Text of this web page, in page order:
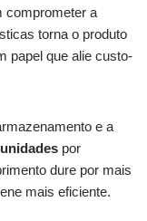
comprometer a
torna o produto
papel que alie custo-
e a
por
dure por mais
mais eficiente.